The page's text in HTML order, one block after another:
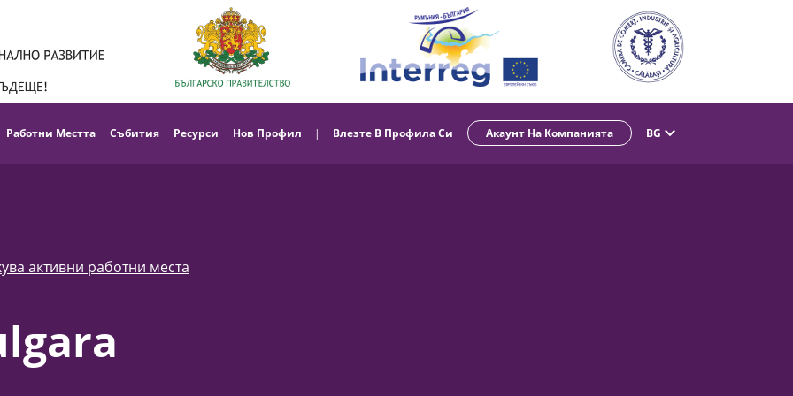
Работни Местта Събития Ресурси Нов Профил | Влезте В Профила Си Акаунт На Компанията BG
активни работни места